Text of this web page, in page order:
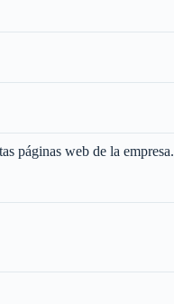
páginas web de la empresa.